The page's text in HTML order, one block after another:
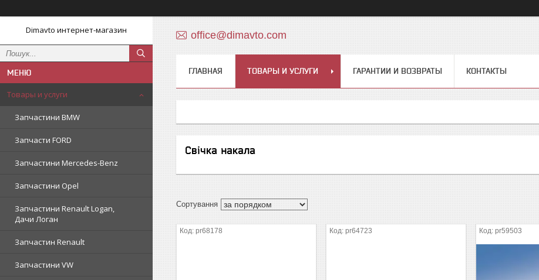
Dimavto интернет-магазин
Товары и услуги
Запчастини BMW
Запчасти FORD
Запчастини Mercedes-Benz
Запчастини Opel
Запчастини Renault Logan,
Дачи Логан
Запчастин Renault
Запчастини VW
office@dimavto.com
ГЛАВНАЯ ТОВАРЫ И УСЛУГИ ГАРАНТИИ И ВОЗВРАТЫ КОНТАКТЫ
Свічка накала
pr68178 pr64723 pr59503